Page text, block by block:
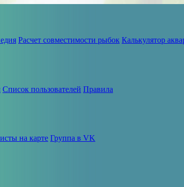
Расчет совместимости рыбок Калькулятор
Список пользователей Правила
на карте Группа в VK